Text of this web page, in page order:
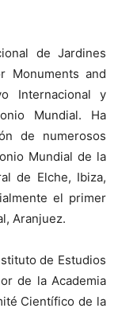
de Jardines
Monuments and
Internacional y
Mundial. Ha
de numerosos
Mundial de la
de Elche, Ibiza,
el primer
Aranjuez.
de Estudios
de la Academia
Científico de la